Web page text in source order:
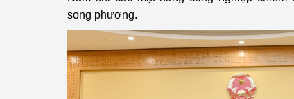
song phương.